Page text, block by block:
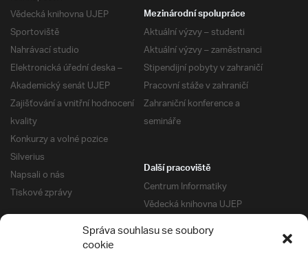
Správa souhlasu se soubory
cookie
Vědecká knihovna UJEP
Sportoviště
Nahrávací studio
Elektronická úřední deska –
Akademický senát UJEP
Zajišťování a vnitřní hodnocení
kvality
Konkurzy a volné pozice
Silverius
Napsali o nás
Tiskové zprávy
Mezinárodní spolupráce
Aktuální výzvy – studenti
Aktuální výzvy – zaměstnanci
Stipendijní pobyty v zahraničí
Pracovní stáže v zahraničí
Zahraniční konference a
semináře
Další pracoviště
Centrum Informatiky
Vědecká knihovna UJEP
Správa kolejí a menz
Univerzitní centrum podpory